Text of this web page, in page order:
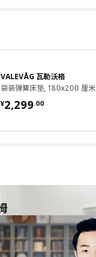
VALEVÅG 瓦勒沃格
袋装弹簧床垫, 180x200 厘米
¥2,299.00
¥ 2299.00